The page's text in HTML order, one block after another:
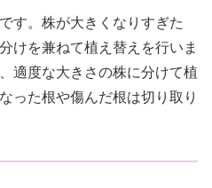
す。株が大きくなりすぎた
けを兼ねて植え替えを行いま
適度な大きさの株に分けて植
った根や傷んだ根は切り取り